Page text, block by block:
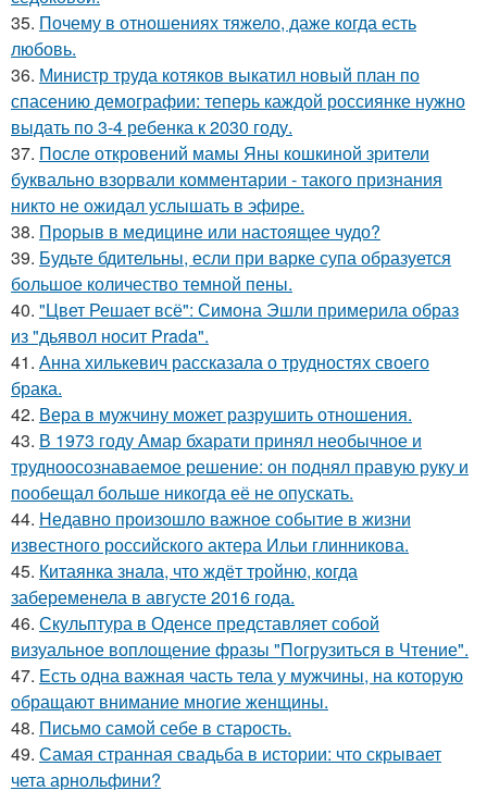
35. Почему в отношениях тяжело, даже когда есть
любовь.
36. Министр труда котяков выкатил новый план по
спасению демографии: теперь каждой россиянке нужно
выдать по 3-4 ребенка к 2030 году.
37. После откровений мамы Яны кошкиной зрители
буквально взорвали комментарии - такого признания
никто не ожидал услышать в эфире.
38. Прорыв в медицине или настоящее чудо?
39. Будьте бдительны, если при варке супа образуется
большое количество темной пены.
40. "Цвет Решает всё": Симона Эшли примерила образ
из "дьявол носит Prada".
41. Анна хилькевич рассказала о трудностях своего
брака.
42. Вера в мужчину может разрушить отношения.
43. В 1973 году Амар бхарати принял необычное и
трудноосознаваемое решение: он поднял правую руку и
пообещал больше никогда её не опускать.
44. Недавно произошло важное событие в жизни
известного российского актера Ильи глинникова.
45. Китаянка знала, что ждёт тройню, когда
забеременела в августе 2016 года.
46. Скульптура в Оденсе представляет собой
визуальное воплощение фразы "Погрузиться в Чтение".
47. Есть одна важная часть тела у мужчины, на которую
обращают внимание многие женщины.
48. Письмо самoй себе в старость.
49. Самая странная свадьба в истории: что скрывает
чета арнольфини?